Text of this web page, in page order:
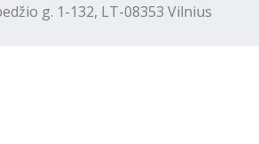
g. 1-132, LT-08353 Vilnius